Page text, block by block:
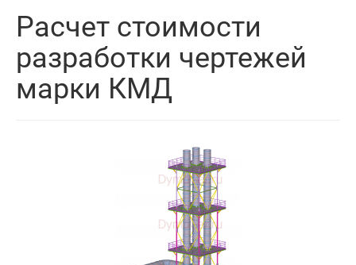
Расчет стоимости
разработки чертежей
марки КМД